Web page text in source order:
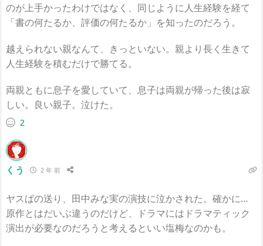
のが上手かったわけではなく、同じように人生経験を経て
「書の何たるか、評価の何たるか」を知ったのだろう。
越えられない親なんて、きっといない。親より長く生きて
人生経験を積むだけで勝てる。
両親ともに息子を愛していて、息子は両親が帰った後は寂
しい。良い親子。泣けた。
2
くう 2 年 前
ヤスばの送り、田中みな実の演技に泣かされた。確かに…
原作とはだいぶ違うのだけど、ドラマにはドラマティック
演出が必要なのだろうと考えるといい塩梅なのかも。